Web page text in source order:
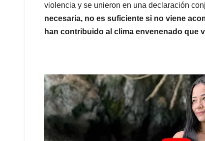
violencia y se unieron en una declaración
necesaria, no es suficiente si no viene
han contribuido al clima envenenado que